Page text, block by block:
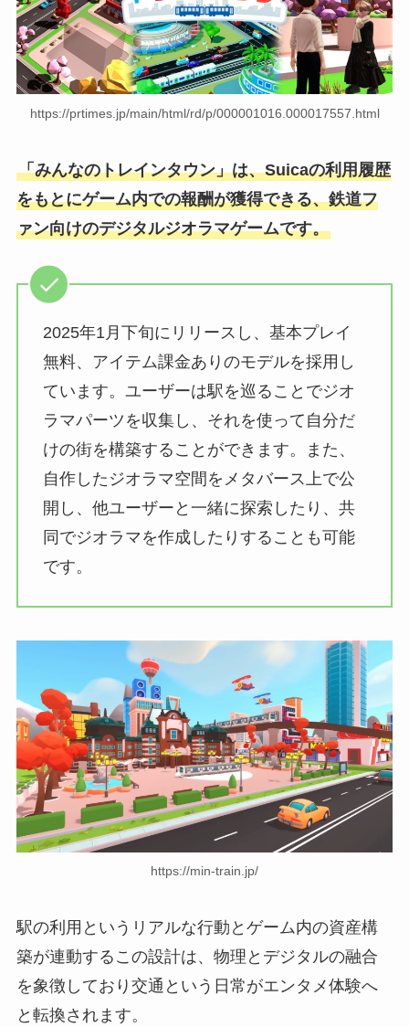
https://prtimes.jp/main/html/rd/p/000001016.000017557.html
「みんなのトレインタウン」は、Suicaの利用履歴
をもとにゲーム内での報酬が獲得できる、鉄道フ
ァン向けのデジタルジオラマゲームです。
2025年1月下旬にリリースし、基本プレイ
無料、アイテム課金ありのモデルを採用し
ています。ユーザーは駅を巡ることでジオ
ラマパーツを収集し、それを使って自分だ
けの街を構築することができます。また、
自作したジオラマ空間をメタバース上で公
開し、他ユーザーと一緒に探索したり、共
同でジオラマを作成したりすることも可能
です。
https://min-train.jp/
駅の利用というリアルな行動とゲーム内の資産構
築が連動するこの設計は、物理とデジタルの融合
を象徴しており交通という日常がエンタメ体験へ
と転換されます。